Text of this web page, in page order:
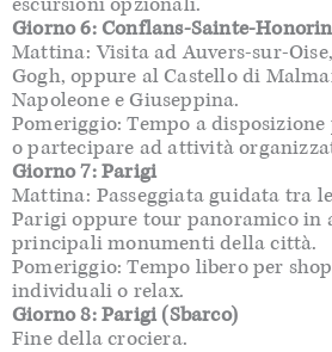
Giorno 6: Conflans-Sainte-
Mattina: Visita ad Auvers-sur-
Gogh, oppure al Castello di
Napoleone e Giuseppina.
Pomeriggio: Tempo a
o partecipare ad attività
Giorno 7: Parigi
Mattina: Passeggiata guidata tra
Parigi oppure tour panoramico in
principali monumenti della città.
Pomeriggio: Tempo libero per
individuali o relax.
Giorno 8: Parigi (Sbarco)
Fine della crociera.